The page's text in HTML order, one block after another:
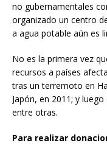
no gubernamentales
organizado un centro
a agua potable aún es
No es la primera vez
recursos a países
tras un terremoto en
Japón, en 2011; y
entre otras.
Para realizar